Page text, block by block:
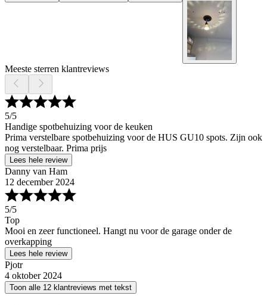
Meeste sterren klantreviews
5/5
Handige spotbehuizing voor de keuken
Prima verstelbare spotbehuizing voor de HUS GU10 spots. Zijn ook
nog verstelbaar. Prima prijs
Lees hele review
Danny van Ham
12 december 2024
5/5
Top
Mooi en zeer functioneel. Hangt nu voor de garage onder de
overkapping
Lees hele review
Pjotr
4 oktober 2024
Toon alle 12 klantreviews met tekst